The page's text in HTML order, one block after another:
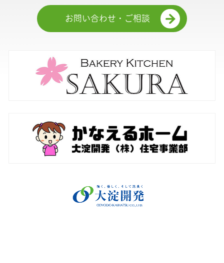
お問い合わせ・ご相談